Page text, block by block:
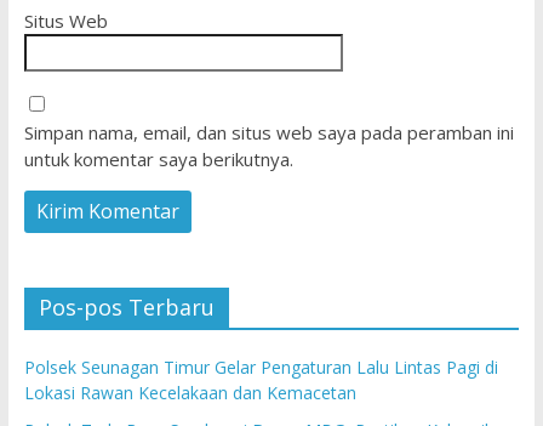
Situs Web
Simpan nama, email, dan situs web saya pada peramban ini
untuk komentar saya berikutnya.
Pos-pos Terbaru
Polsek Seunagan Timur Gelar Pengaturan Lalu Lintas Pagi di
Lokasi Rawan Kecelakaan dan Kemacetan